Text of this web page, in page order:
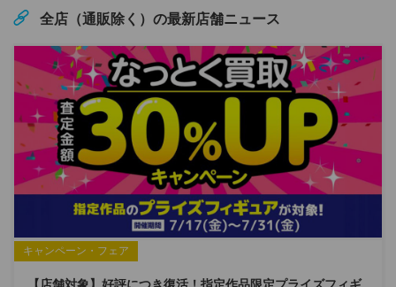
全店（通販除く）の最新店舗ニュース
キャンペーン・フェア
【店舗対象】好評につき復活！指定作品限定プライズフィギ